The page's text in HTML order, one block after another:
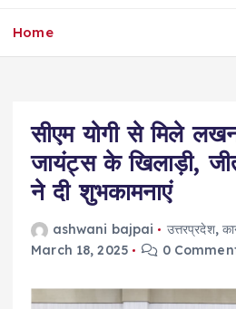
Home
सीएम योगी से मिले
जायंट्स के खिलाड़ी,
ने दी शुभकामनाएं
ashwani bajpai उत्तरप्रदेश,
March 18, 2025
0